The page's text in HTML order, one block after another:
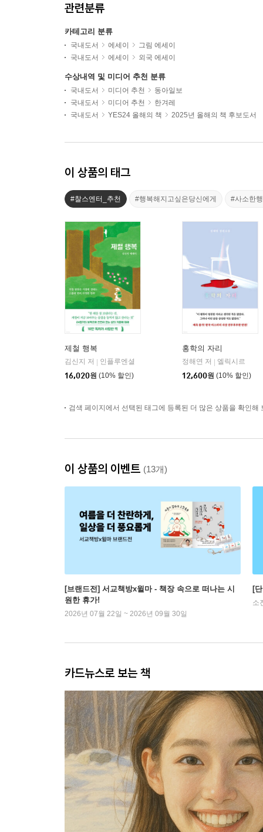
관련분류
카테고리 분류
국내도서 에세이
그림 에세이
국내도서
에세이 외국 에세이
수상내역 및 미디어 추천 분류
국내도서 미디어 추천
동아일보
국내도서
미디어 추천
한겨레
국내도서
YES24 올해의 책 2025년 올해의 책 후보도서
이 상품의 태그
#찰스엔터_추천 #행복해지고싶은당신에게 #사소한
제철 행복
김신지 저
인플루엔셜
16,020원 (10% 할인)
홍학의 자리
정해연 저
엘릭시르
12,600원 (10% 할인)
검색 페이지에서 선택된 태그에 등록된 더 많은 상품을 확인해
이 상품의 이벤트 (13개)
[브랜드전] 서교책방x윌마 - 책장 속으로 떠나는 시
원한 휴가!
2026년 07월 22일 ~ 2026년 09월 30일
[
소
카드뉴스로 보는 책